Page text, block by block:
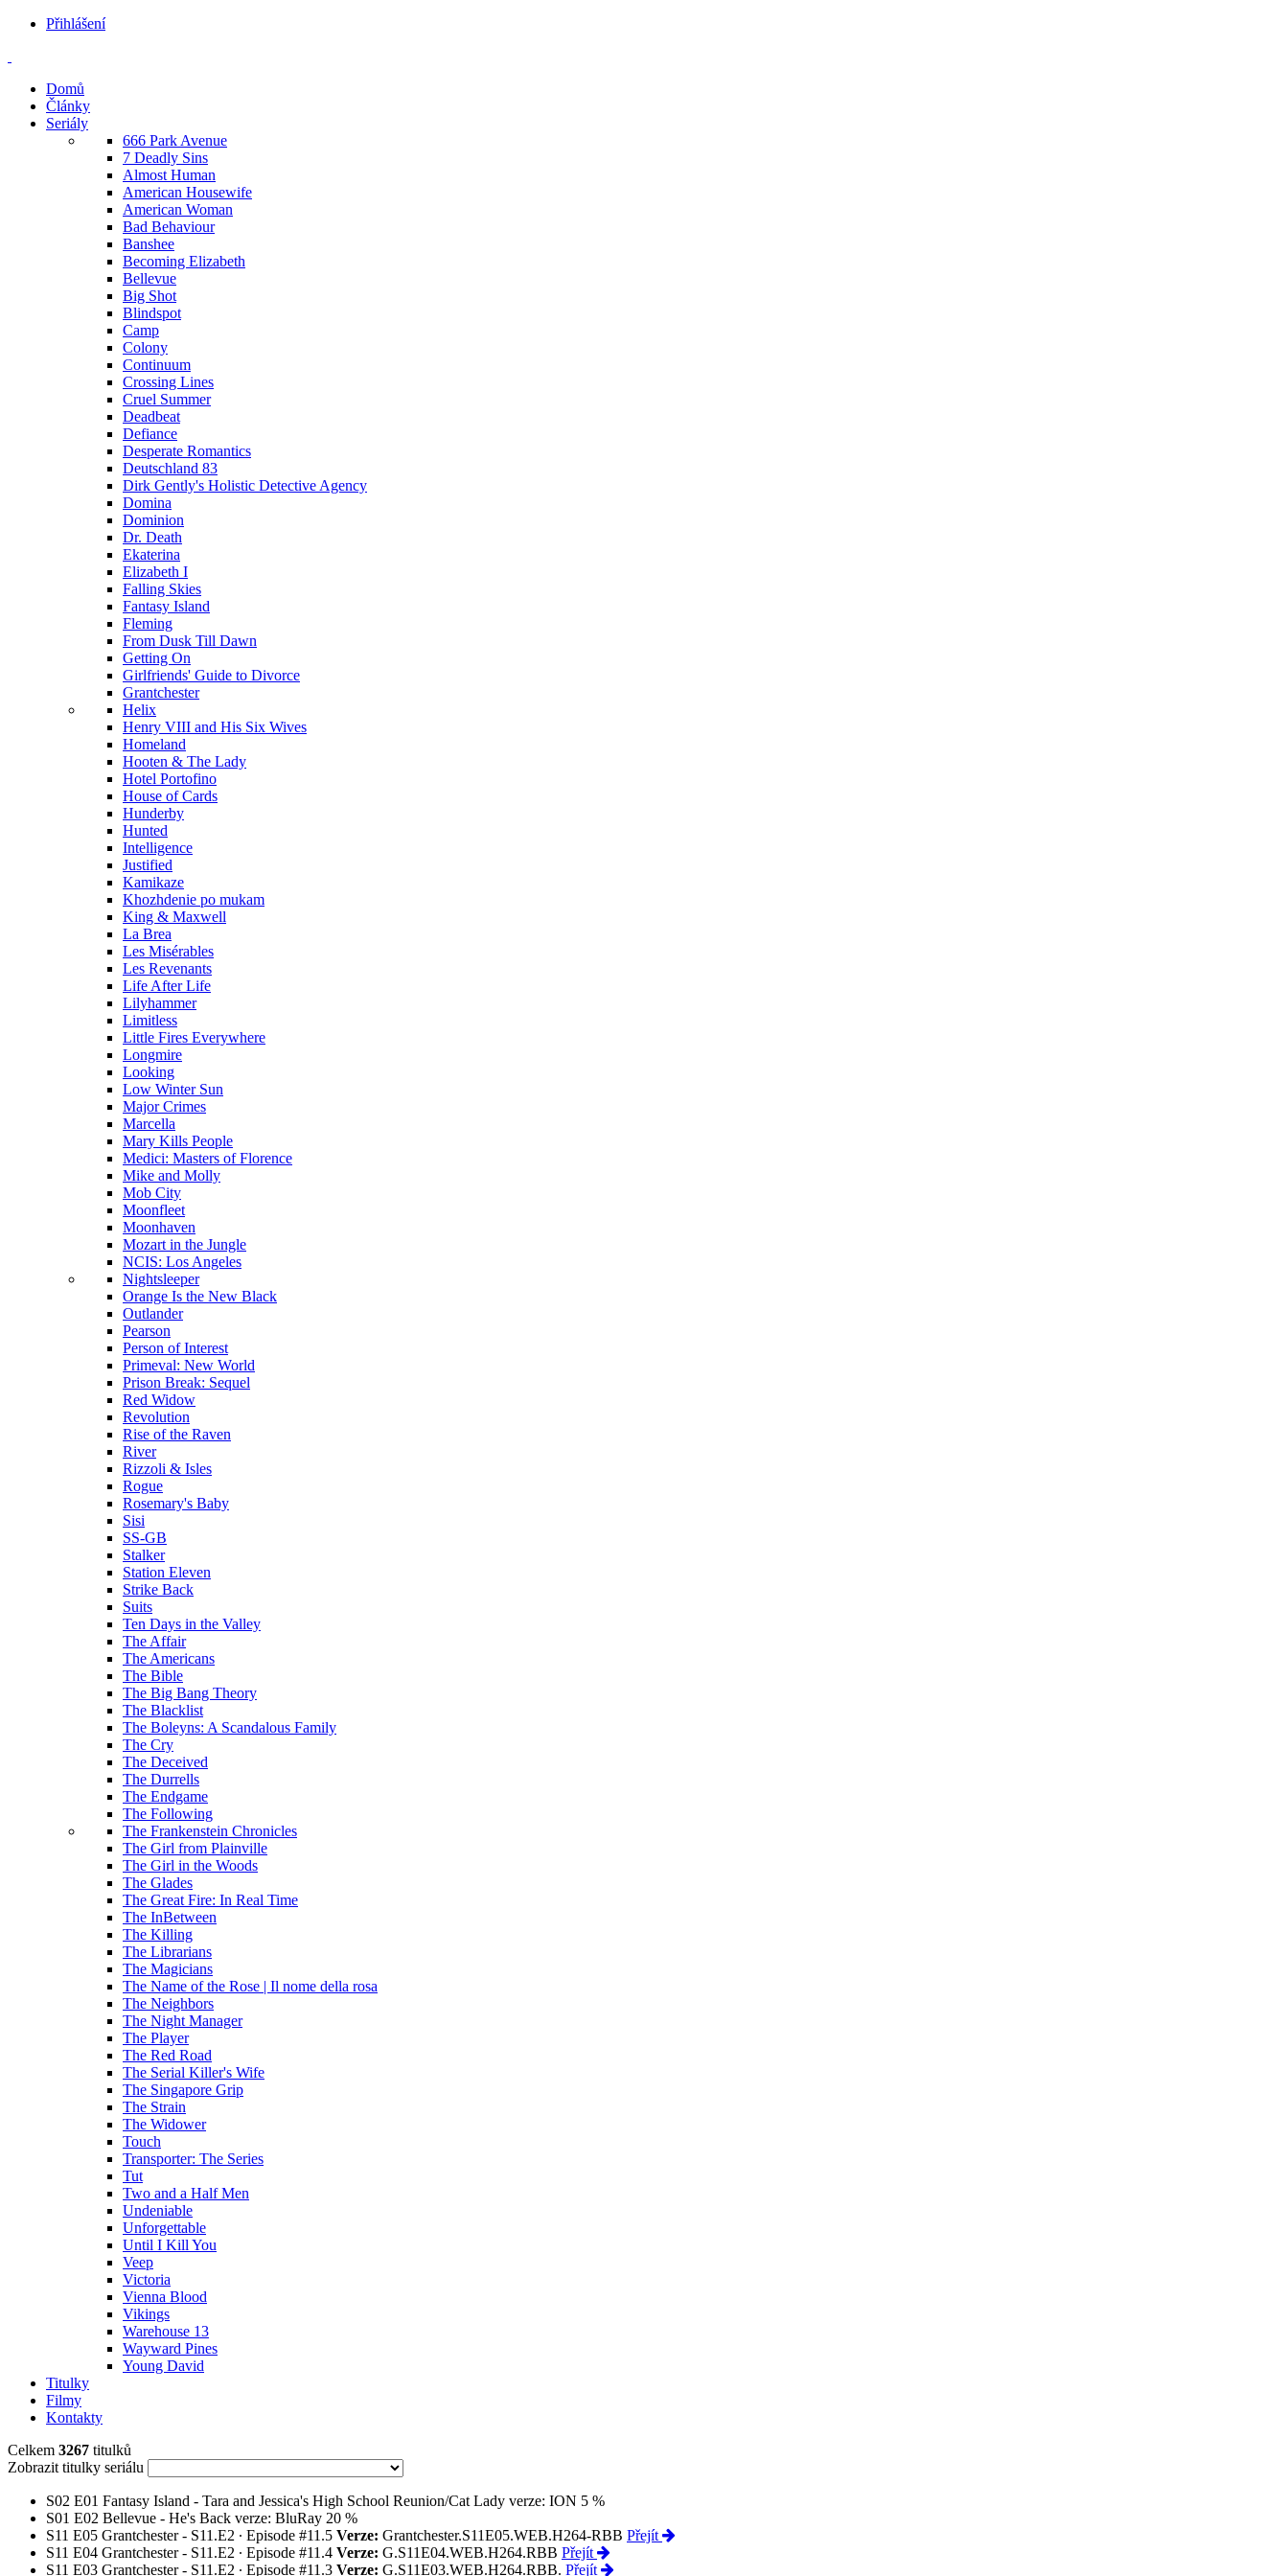
Přihlášení
Domů
Články
Seriály
666 Park Avenue
7 Deadly Sins
Almost Human
American Housewife
American Woman
Bad Behaviour
Banshee
Becoming Elizabeth
Bellevue
Big Shot
Blindspot
Camp
Colony
Continuum
Crossing Lines
Cruel Summer
Deadbeat
Defiance
Desperate Romantics
Deutschland 83
Dirk Gently's Holistic Detective Agency
Domina
Dominion
Dr. Death
Ekaterina
Elizabeth I
Falling Skies
Fantasy Island
Fleming
From Dusk Till Dawn
Getting On
Girlfriends' Guide to Divorce
Grantchester
Helix
Henry VIII and His Six Wives
Homeland
Hooten & The Lady
Hotel Portofino
House of Cards
Hunderby
Hunted
Intelligence
Justified
Kamikaze
Khozhdenie po mukam
King & Maxwell
La Brea
Les Misérables
Les Revenants
Life After Life
Lilyhammer
Limitless
Little Fires Everywhere
Longmire
Looking
Low Winter Sun
Major Crimes
Marcella
Mary Kills People
Medici: Masters of Florence
Mike and Molly
Mob City
Moonfleet
Moonhaven
Mozart in the Jungle
NCIS: Los Angeles
Nightsleeper
Orange Is the New Black
Outlander
Pearson
Person of Interest
Primeval: New World
Prison Break: Sequel
Red Widow
Revolution
Rise of the Raven
River
Rizzoli & Isles
Rogue
Rosemary's Baby
Sisi
SS-GB
Stalker
Station Eleven
Strike Back
Suits
Ten Days in the Valley
The Affair
The Americans
The Bible
The Big Bang Theory
The Blacklist
The Boleyns: A Scandalous Family
The Cry
The Deceived
The Durrells
The Endgame
The Following
The Frankenstein Chronicles
The Girl from Plainville
The Girl in the Woods
The Glades
The Great Fire: In Real Time
The InBetween
The Killing
The Librarians
The Magicians
The Name of the Rose | Il nome della rosa
The Neighbors
The Night Manager
The Player
The Red Road
The Serial Killer's Wife
The Singapore Grip
The Strain
The Widower
Touch
Transporter: The Series
Tut
Two and a Half Men
Undeniable
Unforgettable
Until I Kill You
Veep
Victoria
Vienna Blood
Vikings
Warehouse 13
Wayward Pines
Young David
Titulky
Filmy
Kontakty
Celkem 3267 titulků
Zobrazit titulky seriálu
S02 E01 Fantasy Island - Tara and Jessica's High School Reunion/Cat Lady verze: ION 5 %
S01 E02 Bellevue - He's Back verze: BluRay 20 %
S11 E05 Grantchester - S11.E2 ∙ Episode #11.5 Verze: Grantchester.S11E05.WEB.H264-RBB Přejít
S11 E04 Grantchester - S11.E2 ∙ Episode #11.4 Verze: G.S11E04.WEB.H264.RBB Přejít
S11 E03 Grantchester - S11.E2 ∙ Episode #11.3 Verze: G.S11E03.WEB.H264.RBB. Přejít